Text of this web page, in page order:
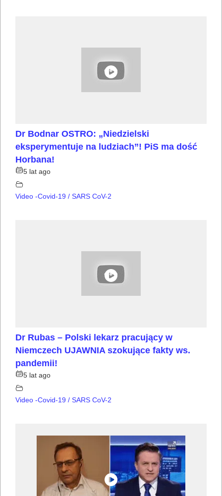
Dr Bodnar OSTRO: „Niedzielski
eksperymentuje na ludziach”! PiS ma dość
Horbana!
5 lat ago
Video -Covid-19 / SARS CoV-2
Dr Rubas – Polski lekarz pracujący w
Niemczech UJAWNIA szokujące fakty ws.
pandemii!
5 lat ago
Video -Covid-19 / SARS CoV-2